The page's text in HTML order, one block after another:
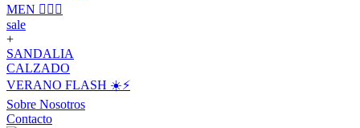
MEN 🙋🏽‍♂️
sale
+
SANDALIA
CALZADO
VERANO FLASH ☀️⚡️
Sobre Nosotros
Contacto